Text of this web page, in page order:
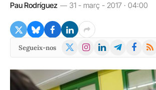
Pau Rodríguez 31 - març - 2017 · 04:00
Segueix-nos
X
Instagram
LinkedInTelegramFacebook
RSS